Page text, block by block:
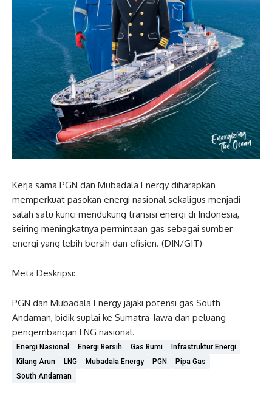
Kerja sama PGN dan Mubadala Energy diharapkan
memperkuat pasokan energi nasional sekaligus menjadi
salah satu kunci mendukung transisi energi di Indonesia,
seiring meningkatnya permintaan gas sebagai sumber
energi yang lebih bersih dan efisien. (DIN/GIT)
Meta Deskripsi:
PGN dan Mubadala Energy jajaki potensi gas South
Andaman, bidik suplai ke Sumatra-Jawa dan peluang
pengembangan LNG nasional.
Energi Nasional Energi Bersih Gas Bumi
Infrastruktur Energi
Kilang Arun
LNG Mubadala Energy PGN
Pipa Gas
South Andaman